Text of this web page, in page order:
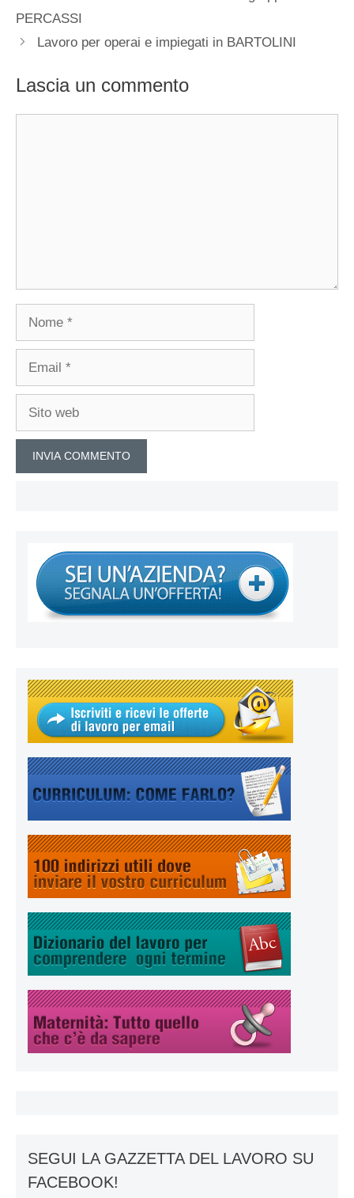
PERCASSI
Lavoro per operai e impiegati in BARTOLINI
Lascia un commento
Nome
Email
Sito
SEGUI LA GAZZETTA DEL LAVORO SU
FACEBOOK!